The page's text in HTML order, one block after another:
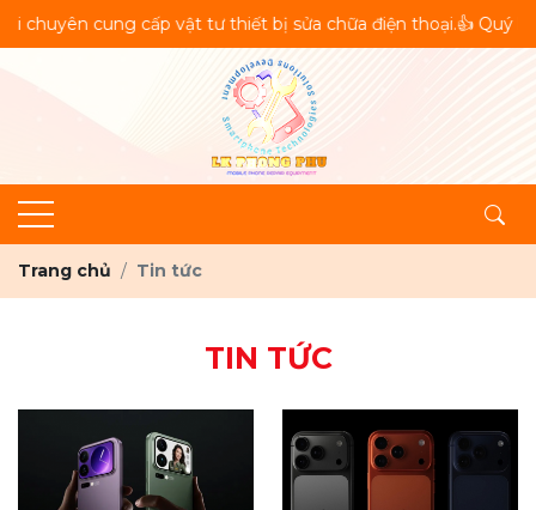
cung cấp vật tư thiết bị sửa chữa điện thoại.👍 Quý
Trang chủ Tin tức
TIN TỨC